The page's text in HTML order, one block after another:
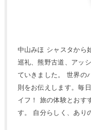
中山みほ シャスタから
巡礼、熊野古道、アッ
ていきました。 世界の
則をお伝えします。毎
イフ！ 旅の体験とおす
す。 自分らしく、あり